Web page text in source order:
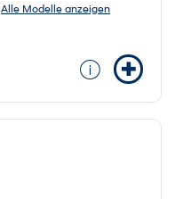
Alle Modelle anzeigen